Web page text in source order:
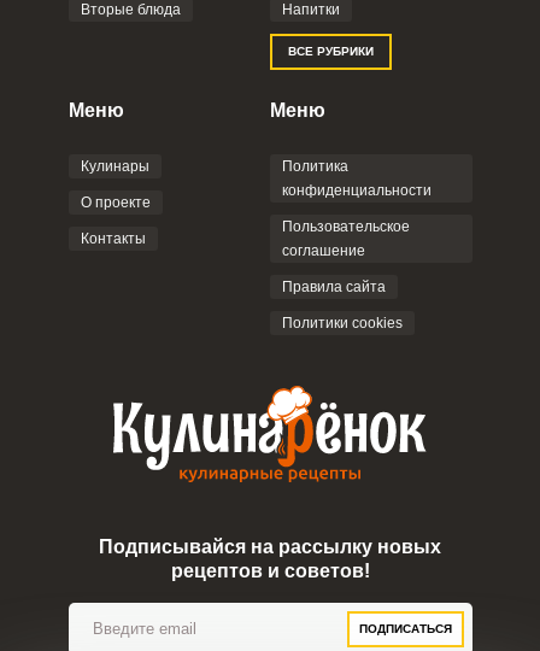
Отправляя эту форму, вы соглашаетесь с
Политикой
Пользовательским
соглашением
Вторые блюда Напитки
ВСЕ РУБРИКИ
Меню
Кулинары
О проекте
Контакты
Меню
Политика
конфиденциальности
Пользовательское
соглашение
Правила сайта
Политики cookies
Подписывайся на рассылку новых
рецептов и советов!
ПОДПИСАТЬСЯ